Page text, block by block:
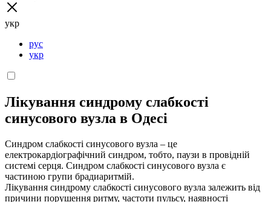
укр
рус
укр
Лікування синдрому слабкості
синусового вузла в Одесі
Синдром слабкості синусового вузла – це
електрокардіографічний синдром, тобто, паузи в провідній
системі серця. Синдром слабкості синусового вузла є
частиною групи брадиаритмій.
Лікування синдрому слабкості синусового вузла залежить від
причини порушення ритму, частоти пульсу, наявності